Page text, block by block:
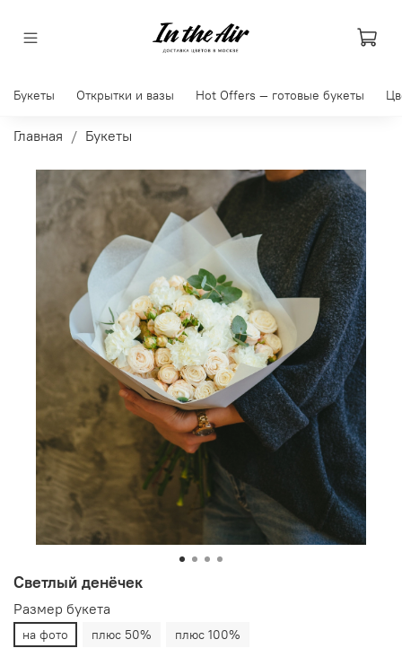
Букеты Открытки и вазы Hot Offers — готовые букеты
Главная Букеты
Светлый денёчек
Размер букета
на фото плюс 50% плюс 100%